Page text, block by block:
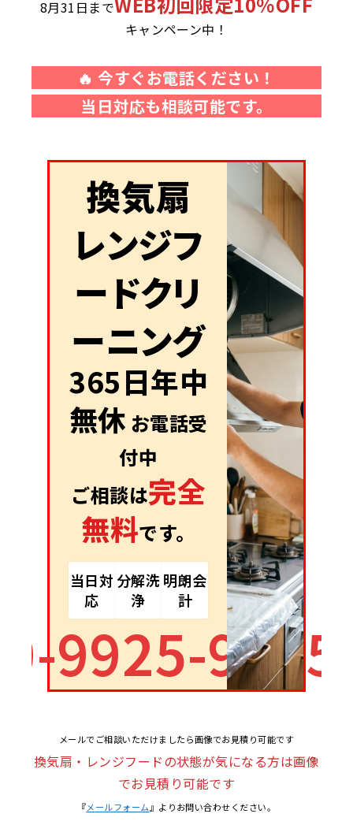
8月31日 まで
キャンペーン中！
🔥 今すぐお電話ください！
当日対応も相談可能です。
換気扇
レンジフ
ードクリ
ーニング
365日年中
無休 お電話受
付中
ご相談は完全
無料です。
当日対
応
分解洗
浄
明朗会
計
9925-9995
メールでご相談いただけましたら画像でお見積り可能です
換気扇・レンジフードの状態が気になる方は画像
でお見積り可能です
『メールフォーム 』よりお問い合わせください。